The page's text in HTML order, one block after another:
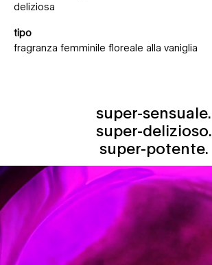
deliziosa
tipo
fragranza femminile floreale alla vaniglia
super-sensuale. super-delizioso. super-potente.
super-sensuale.
super-delizioso.
super-potente.